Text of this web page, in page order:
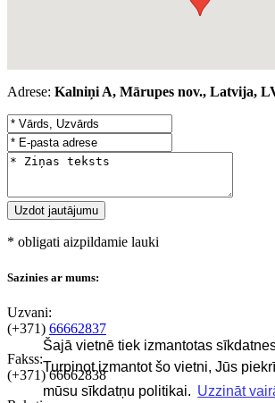
Šajā vietnē tiek izmantotas
Turpinot izmantot šo vietni, Jūs
mūsu sīkdatņu politikai. Uzzināt
Adrese: Kalniņi A, Mārupes nov., Latvija,
* obligati aizpildamie lauki
Sazinies ar mums:
Uzvani:
(+371) 66662837
Fakss:
(+371)66662838